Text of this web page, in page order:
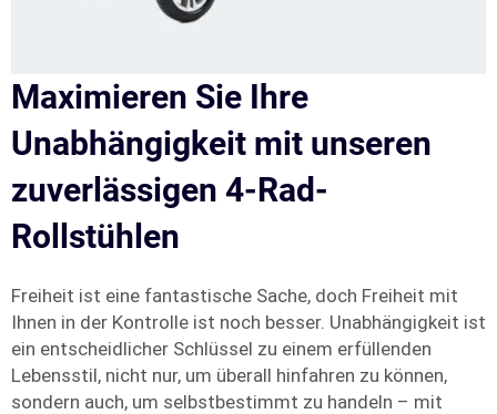
Maximieren Sie Ihre
Unabhängigkeit mit unseren
zuverlässigen 4-Rad-
Rollstühlen
Freiheit ist eine fantastische Sache, doch Freiheit mit
Ihnen in der Kontrolle ist noch besser. Unabhängigkeit ist
ein entscheidlicher Schlüssel zu einem erfüllenden
Lebensstil, nicht nur, um überall hinfahren zu können,
sondern auch, um selbstbestimmt zu handeln – mit